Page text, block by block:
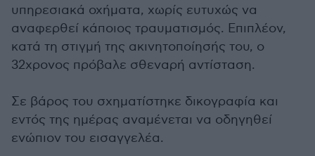
υπηρεσιακά οχήματα, χωρίς ευτυχώς να
αναφερθεί κάποιος τραυματισμός. Επιπλέον,
κατά τη στιγμή της ακινητοποίησής του, ο
32χρονος πρόβαλε σθεναρή αντίσταση.
Σε βάρος του σχηματίστηκε δικογραφία και
εντός της ημέρας αναμένεται να οδηγηθεί
ενώπιον του εισαγγελέα.